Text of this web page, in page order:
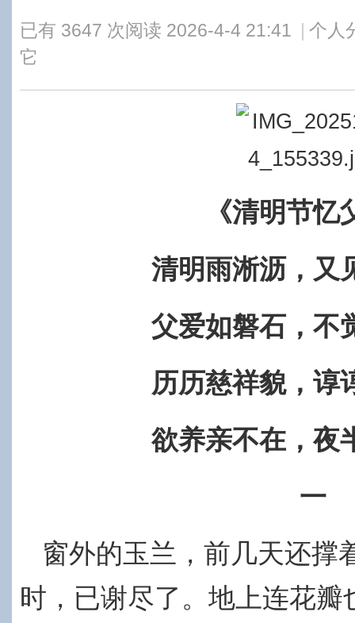
已有 3647 次阅读 2026-4-4 21:41
个人
它
《清明节忆
清明雨淅沥，又
父爱如磐石，不
历历慈祥貌，谆
欲养亲不在，夜
一
窗外的玉兰，前几天还撑
时，已谢尽了。地上连花